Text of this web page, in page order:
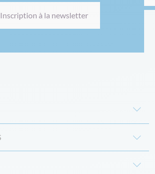
Inscription à la newsletter